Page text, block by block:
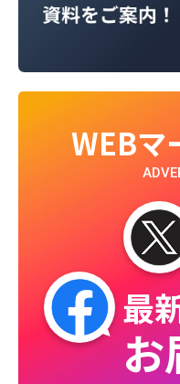
WEBマ
最
お